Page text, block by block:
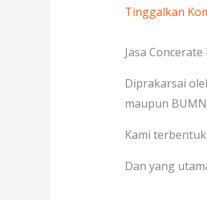
Tinggalkan
Jasa
Diprakarsai
maupun
Kami
Dan yang